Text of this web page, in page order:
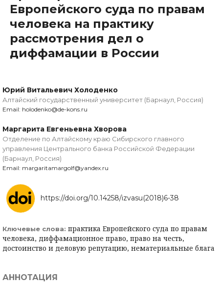
Европейского суда по правам
человека на практику
рассмотрения дел о
диффамации в России
Юрий Витальевич Холоденко
Алтайский государственный университет (Барнаул, Россия)
Email: holodenko@de-kons.ru
Маргарита Евгеньевна Хворова
Отделение по Алтайскому краю Сибирского главного
управления Центрального банка Российской Федерации
(Барнаул, Россия)
Email: margaritamargolf@yandex.ru
https://doi.org/10.14258/izvasu(2018)6-38
Ключевые слова: практика Европейского суда по правам
человека, диффамационное право, право на честь,
достоинство и деловую репутацию, нематериальные блага
АННОТАЦИЯ